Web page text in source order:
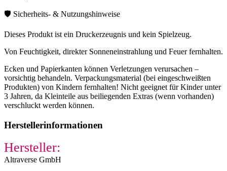
🛡️ Sicherheits- & Nutzungshinweise
Dieses Produkt ist ein Druckerzeugnis und kein Spielzeug.
Von Feuchtigkeit, direkter Sonneneinstrahlung und Feuer fernhalten.
Ecken und Papierkanten können Verletzungen verursachen –
vorsichtig behandeln. Verpackungsmaterial (bei eingeschweißten
Produkten) von Kindern fernhalten! Nicht geeignet für Kinder unter
3 Jahren, da Kleinteile aus beiliegenden Extras (wenn vorhanden)
verschluckt werden können.
Herstellerinformationen
Hersteller:
Altraverse GmbH